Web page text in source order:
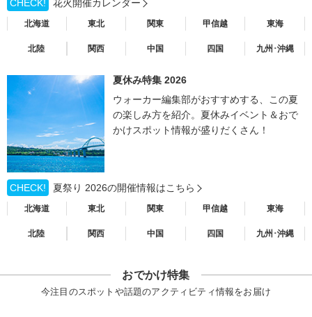
CHECK!
花火開催カレンダー
北海道 東北 関東 甲信越 東海
北陸 関西 中国 四国 九州･沖縄
夏休み特集 2026
ウォーカー編集部がおすすめする、この夏
の楽しみ方を紹介。夏休みイベント＆おで
かけスポット情報が盛りだくさん！
CHECK! 夏祭り 2026の開催情報はこちら
北海道 東北 関東 甲信越 東海
北陸 関西 中国 四国 九州･沖縄
おでかけ特集
今注目のスポットや話題のアクティビティ情報をお届け